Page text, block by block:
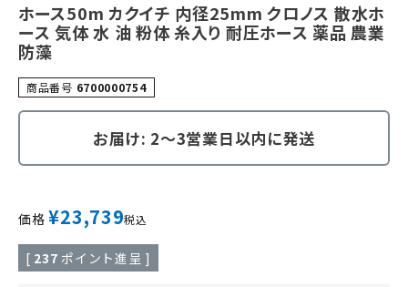
ホース50m カクイチ 内径25mm クロノス 散水ホ
ース 気体 水 油 粉体 糸入り 耐圧ホース 薬品 農業
防藻
商品番号 6700000754
お届け: 2～3営業日以内に発送
価格 ¥23,739税込
[ 237 ポイント進呈 ]